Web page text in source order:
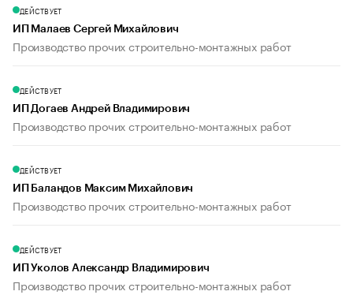
ДЕЙСТВУЕТ
ИП Малаев Сергей Михайлович
Производство прочих строительно-монтажных работ
ДЕЙСТВУЕТ
ИП Догаев Андрей Владимирович
Производство прочих строительно-монтажных работ
ДЕЙСТВУЕТ
ИП Баландов Максим Михайлович
Производство прочих строительно-монтажных работ
ДЕЙСТВУЕТ
ИП Уколов Александр Владимирович
Производство прочих строительно-монтажных работ